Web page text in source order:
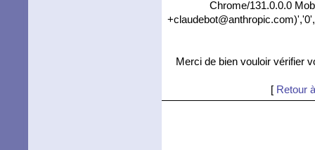
Chrome/131.0.0.0
Merci de bien vouloir vérifier
[ Retour